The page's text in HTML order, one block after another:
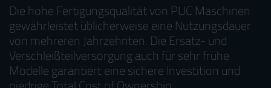
Die hohe Fertigungsqualität von PUC Maschinen
gewährleistet üblicherweise eine Nutzungsdauer
von mehreren Jahrzehnten. Die Ersatz- und
Verschleißteilversorgung auch für sehr frühe
Modelle garantiert eine sichere Investition und